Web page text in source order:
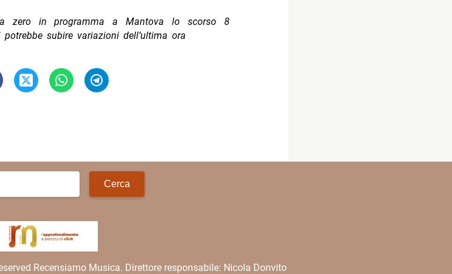
zero in programma a Mantova lo scorso 8
potrebbe subire variazioni dell’ultima ora
Recensiamo Musica. Direttore responsabile: Nicola Donvito